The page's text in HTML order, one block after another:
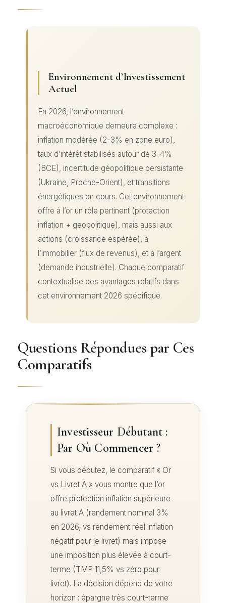
Environnement d’Investissement
Actuel
En 2026, l’environnement
macroéconomique demeure complexe :
inflation modérée (2-3% en zone euro),
taux d’intérêt stabilisés autour de 3-4%
(BCE), incertitude géopolitique persistante
(Ukraine, Proche-Orient), et transitions
énergétiques en cours. Cet environnement
offre à l’or un rôle pertinent (protection
inflation + geopolitique), mais aussi aux
actions (croissance espérée), à
l’immobilier (flux de revenus), et à l’argent
(demande industrielle). Chaque comparatif
contextualise ces avantages relatifs dans
cet environnement 2026 spécifique.
Questions Répondues par Ces
Comparatifs
Investisseur Débutant :
Par Où Commencer ?
Si vous débutez, le comparatif « Or
vs Livret A » vous montre que l’or
offre protection inflation supérieure
au livret A (rendement nominal 3%
en 2026, vs rendement réel inflation
négatif pour le livret) mais impose
une imposition plus élevée à court-
terme (TMP 11,5% vs zéro pour
livret). La décision dépend de votre
horizon : épargne très court-terme